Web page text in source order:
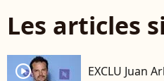
Les articles
player2
EXCLU Juan